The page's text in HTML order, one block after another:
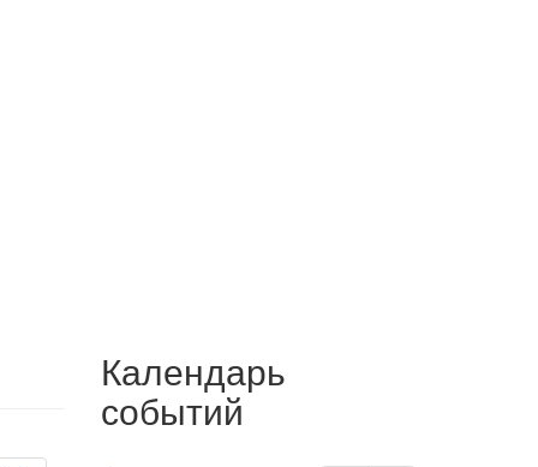
Календарь
событий